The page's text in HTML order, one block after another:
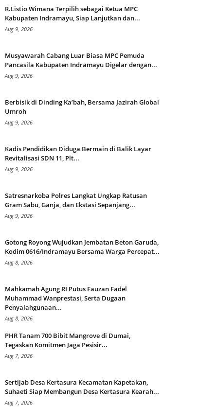
R.Listio Wimana Terpilih sebagai Ketua MPC
Kabupaten Indramayu, Siap Lanjutkan dan...
Aug 9, 2026
Musyawarah Cabang Luar Biasa MPC Pemuda
Pancasila Kabupaten Indramayu Digelar dengan...
Aug 9, 2026
Berbisik di Dinding Ka’bah, Bersama Jazirah Global
Umroh
Aug 9, 2026
Kadis Pendidikan Diduga Bermain di Balik Layar
Revitalisasi SDN 11, Plt...
Aug 9, 2026
Satresnarkoba Polres Langkat Ungkap Ratusan
Gram Sabu, Ganja, dan Ekstasi Sepanjang...
Aug 9, 2026
Gotong Royong Wujudkan Jembatan Beton Garuda,
Kodim 0616/Indramayu Bersama Warga Percepat...
Aug 8, 2026
Mahkamah Agung RI Putus Fauzan Fadel
Muhammad Wanprestasi, Serta Dugaan
Penyalahgunaan...
Aug 8, 2026
PHR Tanam 700 Bibit Mangrove di Dumai,
Tegaskan Komitmen Jaga Pesisir...
Aug 7, 2026
Sertijab Desa Kertasura Kecamatan Kapetakan,
Suhaeti Siap Membangun Desa Kertasura Kearah...
Aug 7, 2026